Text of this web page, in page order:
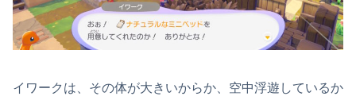
イワークは、その体が大きいからか、空中浮遊しているか